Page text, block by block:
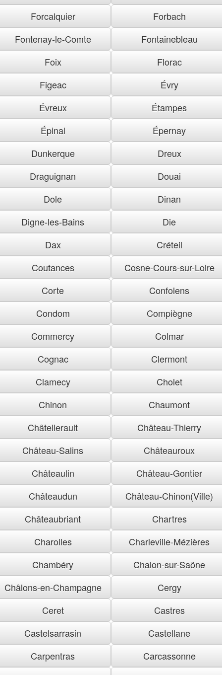
Forcalquier
Forbach
Fontenay-le-Comte
Fontainebleau
Foix
Florac
Figeac
Évry
Évreux
Étampes
Épinal
Épernay
Dunkerque
Dreux
Draguignan
Douai
Dole
Dinan
Digne-les-Bains
Die
Dax
Créteil
Coutances
Cosne-Cours-sur-Loire
Corte
Confolens
Condom
Compiègne
Commercy
Colmar
Cognac
Clermont
Clamecy
Cholet
Chinon
Chaumont
Châtellerault
Château-Thierry
Château-Salins
Châteauroux
Châteaulin
Château-Gontier
Châteaudun
Château-Chinon(Ville)
Châteaubriant
Chartres
Charolles
Charleville-Mézières
Chambéry
Chalon-sur-Saône
Châlons-en-Champagne
Cergy
Ceret
Castres
Castelsarrasin
Castellane
Carpentras
Carcassonne